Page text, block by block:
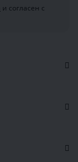
и согласен с